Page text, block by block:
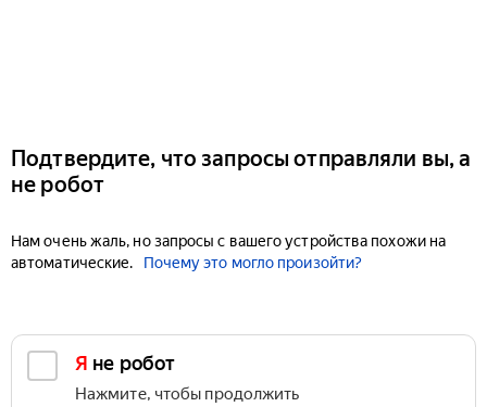
Подтвердите, что запросы отправляли вы, а
не робот
Нам очень жаль, но запросы с вашего устройства похожи на
автоматические.
Почему это могло произойти?
Я не робот
Нажмите, чтобы продолжить